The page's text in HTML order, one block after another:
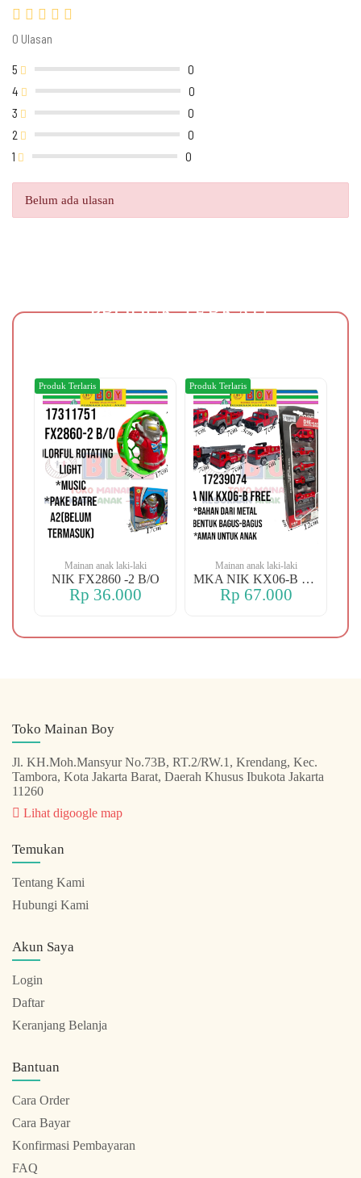
0 Ulasan
5
0
4
0
3
0
2
0
1
0
Belum ada ulasan
PRODUK TERKAIT
Mainan anak laki-laki
NIK FX2860 -2 B/O
Rp 36.000
Produk Terlaris
Mainan anak laki-laki
MKA NIK KX06-B FREE
Rp 67.000
Produk Terlaris
Toko Mainan Boy
Jl. KH.Moh.Mansyur No.73B, RT.2/RW.1, Krendang, Kec.
Tambora, Kota Jakarta Barat, Daerah Khusus Ibukota Jakarta
11260
Lihat digoogle map
Temukan
Tentang Kami
Hubungi Kami
Akun Saya
Login
Daftar
Keranjang Belanja
Bantuan
Cara Order
Cara Bayar
Konfirmasi Pembayaran
FAQ